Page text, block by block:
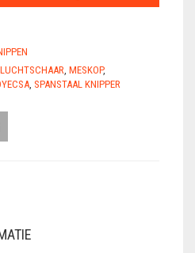
LUCHTSCHAAR MESKOP,
SPANSTAAL KNIPPER